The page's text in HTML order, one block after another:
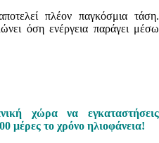
πλέον παγκόσμια τάση.
όση ενέργεια παράγει μέσω
χώρα να εγκαταστήσεις
μέρες το χρόνο ηλιοφάνεια!